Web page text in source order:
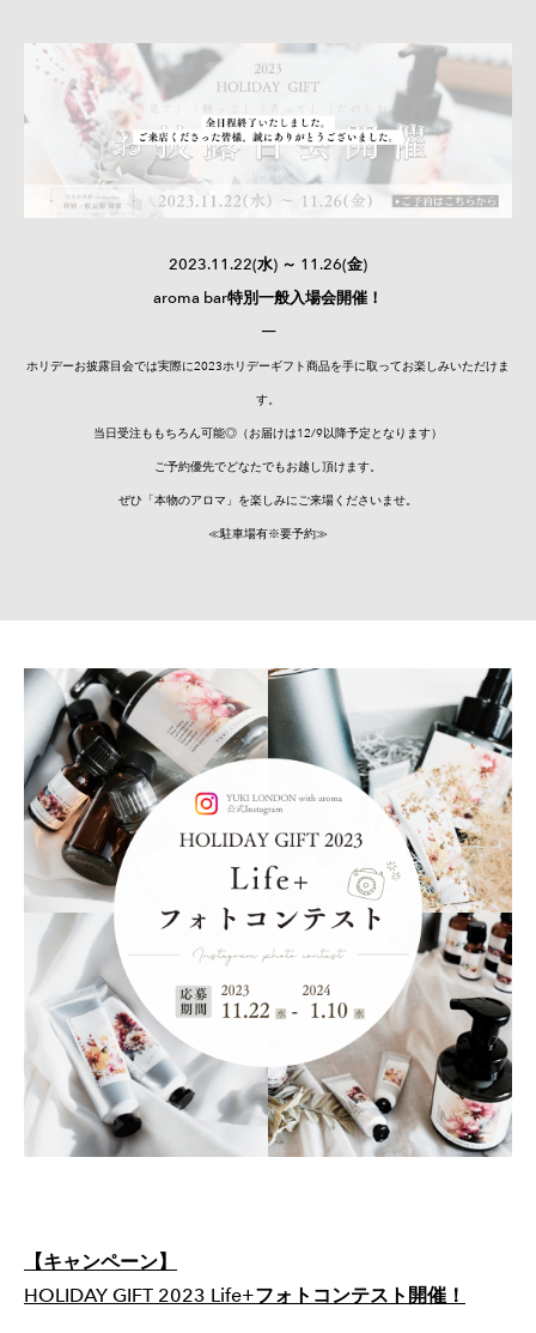
2023.11.22(水) ～ 11.26(金)
aroma bar特別一般入場会開催！
─
ホリデーお披露目会では実際に2023ホリデーギフト商品を手に取ってお楽しみいただけま
す。
当日受注ももちろん可能◎（お届けは12/9以降予定となります）
ご予約優先でどなたでもお越し頂けます。
ぜひ「本物のアロマ」を楽しみにご来場くださいませ。
≪駐車場有※要予約≫
【キャンペーン】
​HOLIDAY GIFT 2023 Life+フォトコンテスト開催！